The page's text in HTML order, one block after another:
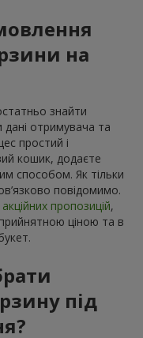
на
знайти
дані отримувача та
простий і
кошик, додаєте
способом. Як тільки
повідомимо.
акційних пропозицій,
ціною та в
під